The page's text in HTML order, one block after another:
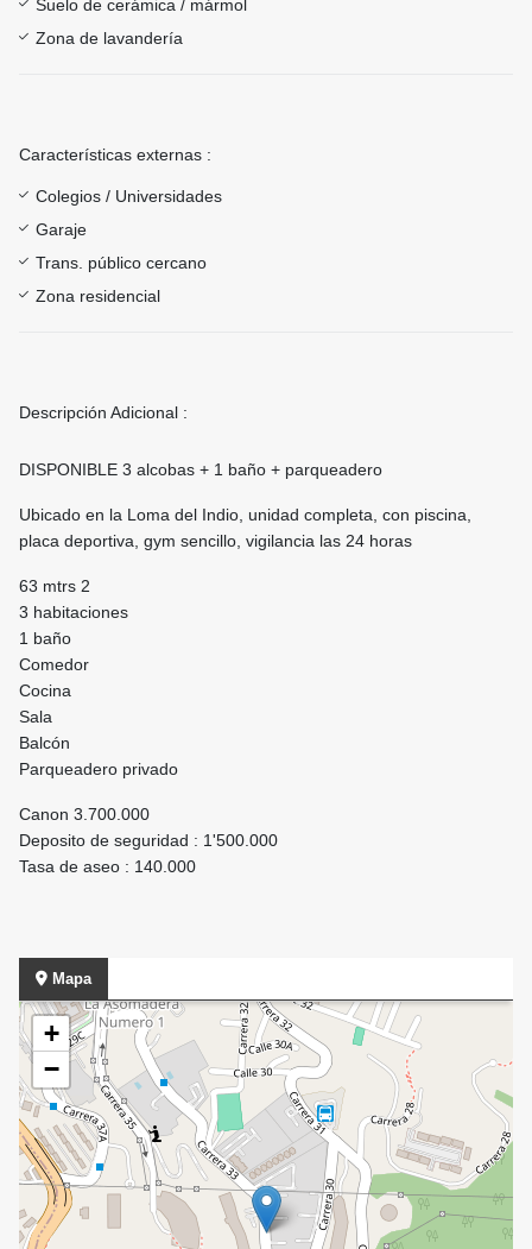
Suelo de cerámica / mármol
Zona de lavandería
Características externas :
Colegios / Universidades
Garaje
Trans. público cercano
Zona residencial
Descripción Adicional :
DISPONIBLE 3 alcobas + 1 baño + parqueadero
Ubicado en la Loma del Indio, unidad completa, con piscina,
placa deportiva, gym sencillo, vigilancia las 24 horas
63 mtrs 2
3 habitaciones
1 baño
Comedor
Cocina
Sala
Balcón
Parqueadero privado
Canon 3.700.000
Deposito de seguridad : 1'500.000
Tasa de aseo : 140.000
Mapa
+
−